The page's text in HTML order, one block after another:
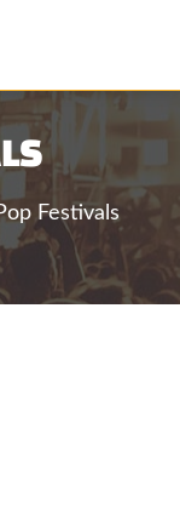
Festivals